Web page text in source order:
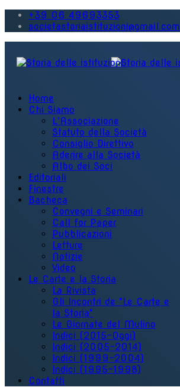
+39 06 49693353
societastoriaistituzioni@gmail.com
Home
Chi Siamo
L'Associazione
Statuto della Società
Consiglio Direttivo
Aderire alla Società
Albo dei Soci
Editoriali
Finestre
Bacheca
Convegni e Seminari
Call for Paper
Pubblicazioni
Letture
Notizie
Video
Le Carte e la Storia
La Rivista
Gli Incontri de "Le Carte e
la Storia"
Le Giornate del Mulino
Indici (2015-Oggi)
Indici (2005-2014)
Indici (1999-2004)
Indici (1995-1998)
Contatti